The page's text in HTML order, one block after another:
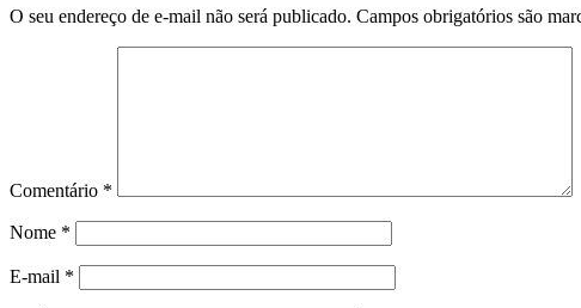
O seu endereço de e-mail não será publicado. Campos obrigatórios são
Comentário *
Nome *
E-mail *